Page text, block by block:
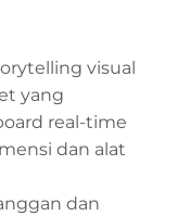
visual
yang
real-time
dan alat
dan